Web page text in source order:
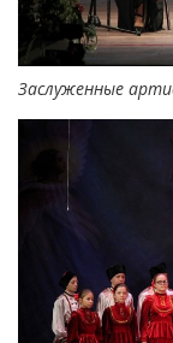
Заслуженные